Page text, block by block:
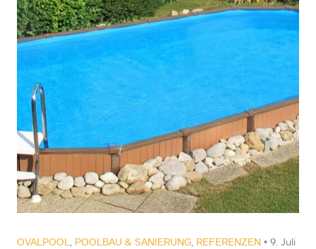
OVALPOOL POOLBAU & SANIERUNG REFERENZEN • 9. Juli